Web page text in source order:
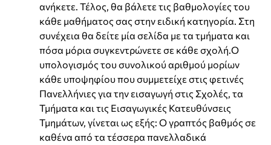
ανήκετε. Τέλος, θα βάλετε τις βαθμολογίες του
κάθε μαθήματος σας στην ειδική κατηγορία. Στη
συνέχεια θα δείτε μία σελίδα με τα τμήματα και
πόσα μόρια συγκεντρώνετε σε κάθε σχολή.Ο
υπολογισμός του συνολικού αριθμού μορίων
κάθε υποψηφίου που συμμετείχε στις φετινές
Πανελλήνιες για την εισαγωγή στις Σχολές, τα
Τμήματα και τις Εισαγωγικές Κατευθύνσεις
Τμημάτων, γίνεται ως εξής: Ο γραπτός βαθμός σε
καθένα από τα τέσσερα πανελλαδικά